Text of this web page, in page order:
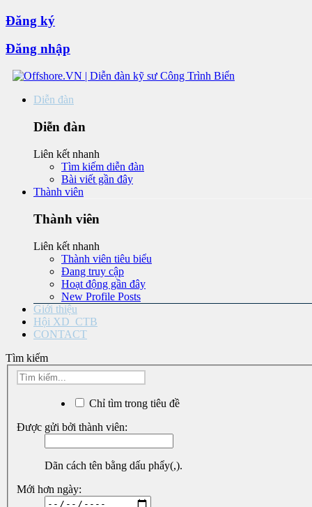
Đăng ký
Đăng nhập
Diễn đàn
Diễn đàn
Liên kết nhanh
Tìm kiếm diễn đàn
Bài viết gần đây
Thành viên
Thành viên
Liên kết nhanh
Thành viên tiêu biểu
Đang truy cập
Hoạt động gần đây
New Profile Posts
Giới thiệu
Hội XD_CTB
CONTACT
Tìm kiếm
Chỉ tìm trong tiêu đề
Được gửi bởi thành viên:
Dãn cách tên bằng dấu phẩy(,).
Mới hơn ngày: